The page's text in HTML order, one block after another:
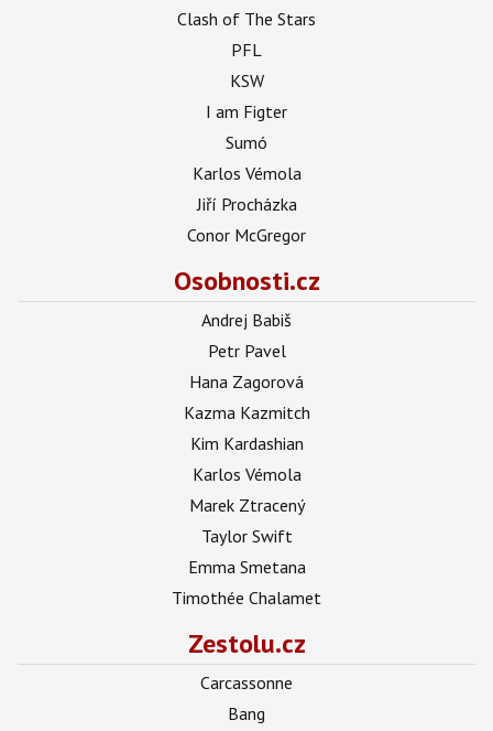
Clash of The Stars
PFL
KSW
I am Figter
Sumó
Karlos Vémola
Jiří Procházka
Conor McGregor
Osobnosti.cz
Andrej Babiš
Petr Pavel
Hana Zagorová
Kazma Kazmitch
Kim Kardashian
Karlos Vémola
Marek Ztracený
Taylor Swift
Emma Smetana
Timothée Chalamet
Zestolu.cz
Carcassonne
Bang